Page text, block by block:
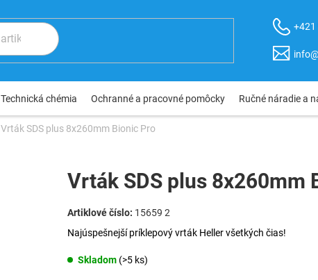
+421
Technická chémia Ochranné a pracovné pomôcky Ručné náradie a
Vrták SDS plus 8x260mm Bionic Pro
Skladom (>5 ks)
Najúspešnejší príklepový vrták Heller všetkých čias!
Vrták SDS plus 8x260mm
15659 2